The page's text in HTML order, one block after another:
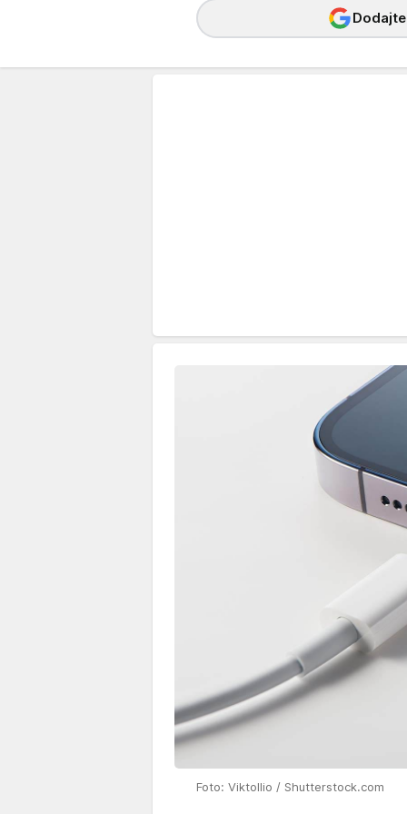
Foto: Viktollio / Shutterstock.com